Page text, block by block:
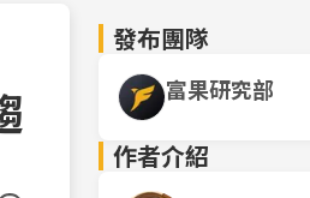
發布團隊
富果研究部
作者介紹